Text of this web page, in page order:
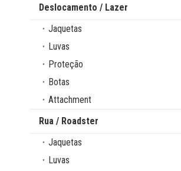
Deslocamento / Lazer
Jaquetas
Luvas
Proteção
Botas
Attachment
Rua / Roadster
Jaquetas
Luvas